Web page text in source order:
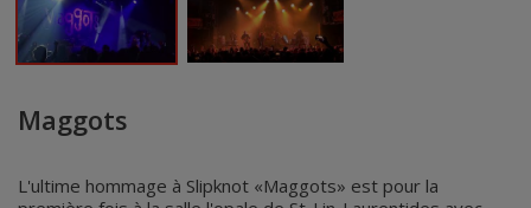
Maggots
L'ultime hommage à Slipknot «Maggots» est pour la